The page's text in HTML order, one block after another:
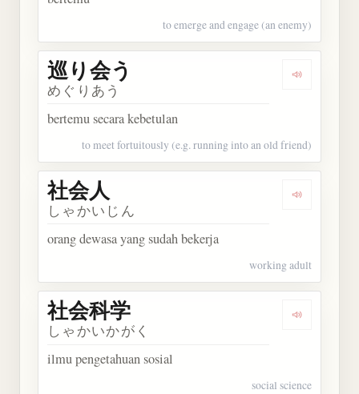
to emerge and engage (an enemy)
Dengarkan
巡り会う
めぐりあう
bertemu secara kebetulan
to meet fortuitously (e.g. running into an old friend)
Dengarkan
社会人
しゃかいじん
orang dewasa yang sudah bekerja
working adult
Dengarkan
社会科学
しゃかいかがく
ilmu pengetahuan sosial
social science